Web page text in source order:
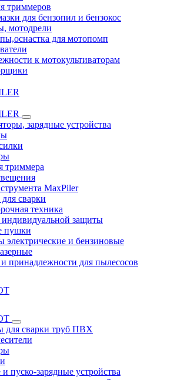
триммеров
для бензопил и бензокос
мотодрели
для мотопомп
к мотокультиваторам
зарядные устройства
триммера
MaxPiler
сварки
техника
индивидуальной защиты
пушки
электрические и бензиновые
принадлежности для пылесосов
для сварки труб ПВХ
пуско-зарядные устройства